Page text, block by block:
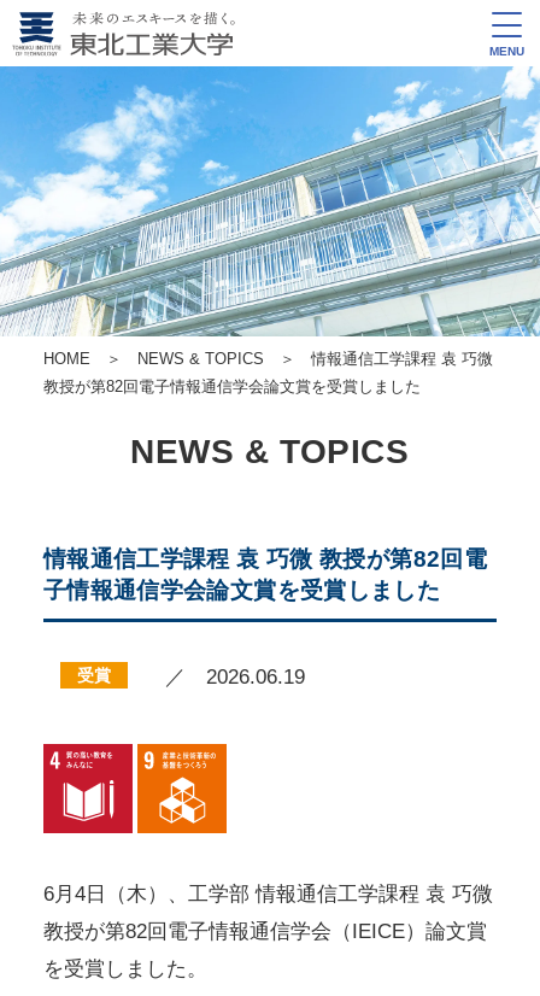
MENU
HOME ＞ NEWS & TOPICS ＞ 情報通信工学課程 袁 巧微
教授が第82回電子情報通信学会論文賞を受賞しました
NEWS & TOPICS
情報通信工学課程 袁 巧微 教授が第82回電
子情報通信学会論文賞を受賞しました
受賞 ／ 2026.06.19
6月4日（木）、工学部 情報通信工学課程 袁 巧微
教授が第82回電子情報通信学会（IEICE）論文賞
を受賞しました。